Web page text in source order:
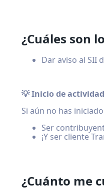
¿Cuáles son
Dar aviso al SII
💡 Inicio de
Si aún no has
Ser
¡Y ser cliente
¿Cuánto me